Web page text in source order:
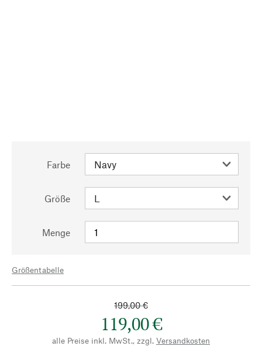
Farbe
Größe
Menge
Größentabelle
199,00 €
119,00 €
alle Preise inkl. MwSt., zzgl. Versandkosten